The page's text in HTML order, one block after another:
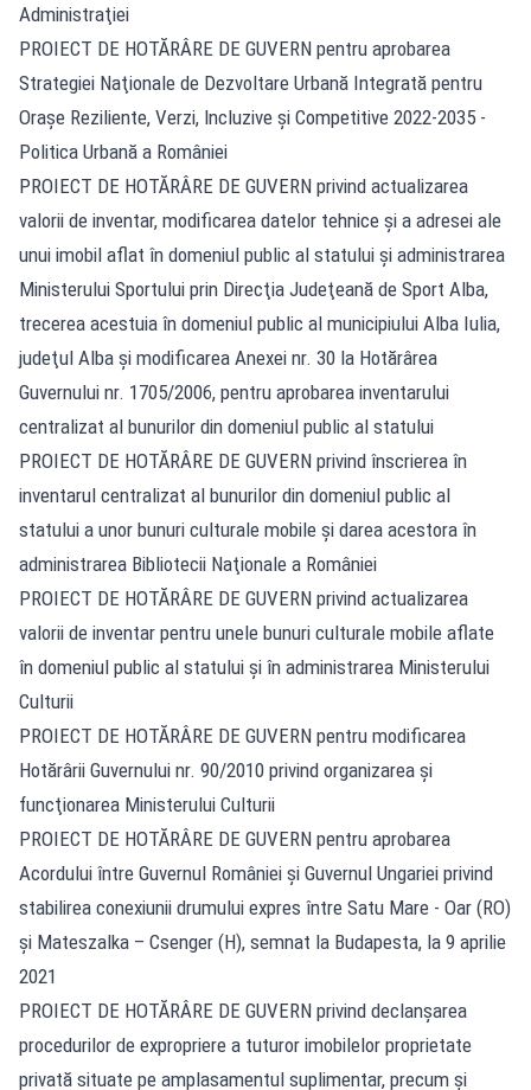
Administraţiei
PROIECT DE HOTĂRÂRE DE GUVERN pentru aprobarea
Strategiei Naţionale de Dezvoltare Urbană Integrată pentru
Oraşe Reziliente, Verzi, lncluzive şi Competitive 2022-2035 -
Politica Urbană a României
PROIECT DE HOTĂRÂRE DE GUVERN privind actualizarea
valorii de inventar, modificarea datelor tehnice şi a adresei ale
unui imobil aflat în domeniul public al statului şi administrarea
Ministerului Sportului prin Direcţia Judeţeană de Sport Alba,
trecerea acestuia în domeniul public al municipiului Alba Iulia,
judeţul Alba şi modificarea Anexei nr. 30 la Hotărârea
Guvernului nr. 1705/2006, pentru aprobarea inventarului
centralizat al bunurilor din domeniul public al statului
PROIECT DE HOTĂRÂRE DE GUVERN privind înscrierea în
inventarul centralizat al bunurilor din domeniul public al
statului a unor bunuri culturale mobile şi darea acestora în
administrarea Bibliotecii Naţionale a României
PROIECT DE HOTĂRÂRE DE GUVERN privind actualizarea
valorii de inventar pentru unele bunuri culturale mobile aflate
în domeniul public al statului şi în administrarea Ministerului
Culturii
PROIECT DE HOTĂRÂRE DE GUVERN pentru modificarea
Hotărârii Guvernului nr. 90/2010 privind organizarea şi
funcţionarea Ministerului Culturii
PROIECT DE HOTĂRÂRE DE GUVERN pentru aprobarea
Acordului între Guvernul României şi Guvernul Ungariei privind
stabilirea conexiunii drumului expres între Satu Mare - Oar (RO)
şi Mateszalka – Csenger (H), semnat la Budapesta, la 9 aprilie
2021
PROIECT DE HOTĂRÂRE DE GUVERN privind declanşarea
procedurilor de expropriere a tuturor imobilelor proprietate
privată situate pe amplasamentul suplimentar, precum şi